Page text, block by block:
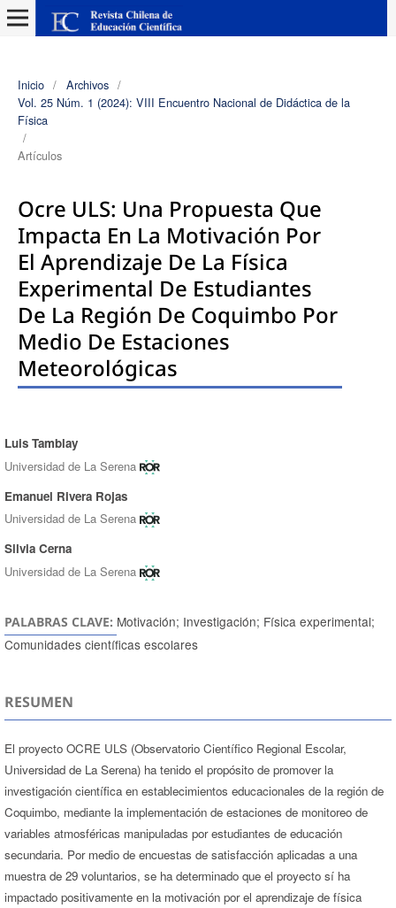
Inicio / Archivos /
Vol. 25 Núm. 1 (2024): VIII Encuentro Nacional de Didáctica de la
Física
/
Artículos
Ocre ULS: Una Propuesta Que
Impacta En La Motivación Por
El Aprendizaje De La Física
Experimental De Estudiantes
De La Región De Coquimbo Por
Medio De Estaciones
Meteorológicas
Autores/as
Luis Tamblay
Universidad de La Serena
Emanuel Rivera Rojas
Universidad de La Serena
Silvia Cerna
Universidad de La Serena
PALABRAS CLAVE: Motivación; Investigación; Física experimental;
Comunidades científicas escolares
RESUMEN
El proyecto OCRE ULS (Observatorio Científico Regional Escolar,
Universidad de La Serena) ha tenido el propósito de promover la
investigación científica en establecimientos educacionales de la región de
Coquimbo, mediante la implementación de estaciones de monitoreo de
variables atmosféricas manipuladas por estudiantes de educación
secundaria. Por medio de encuestas de satisfacción aplicadas a una
muestra de 29 voluntarios, se ha determinado que el proyecto sí ha
impactado positivamente en la motivación por el aprendizaje de física